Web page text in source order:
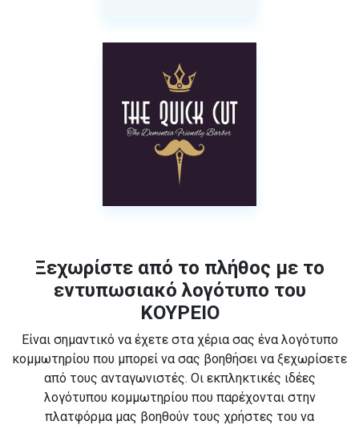
Ξεχωρίστε από το πλήθος με το
εντυπωσιακό λογότυπο του
ΚΟΥΡΕΙΟ
Είναι σημαντικό να έχετε στα χέρια σας ένα λογότυπο
κομμωτηρίου που μπορεί να σας βοηθήσει να ξεχωρίσετε
από τους ανταγωνιστές. Οι εκπληκτικές ιδέες
λογότυπου κομμωτηρίου που παρέχονται στην
πλατφόρμα μας βοηθούν τους χρήστες του να